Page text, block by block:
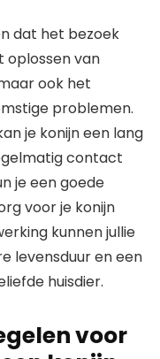
dat het bezoek
oplossen van
ook het
problemen.
je konijn een lang
contact
je een goede
voor je konijn
kunnen jullie
levensduur en een
huisdier.
voor